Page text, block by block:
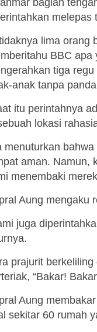
bagian
melepas
lima orang
BBC
tiga
anak tanpa
itu perintahnya
lokasi
menuturkan
aman. Namun,
menembaki
Aung mengaku
juga
prajurit
“Bakar!
Aung
sekitar 60 rumah